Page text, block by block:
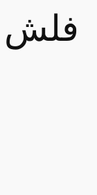
فلش 64 گیگ